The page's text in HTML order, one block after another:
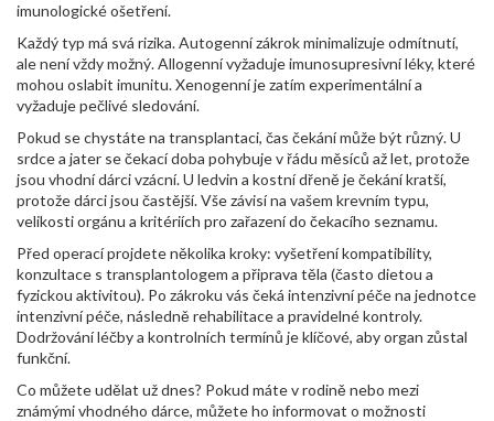
imunologické ošetření.
Každý typ má svá rizika. Autogenní zákrok minimalizuje odmítnutí,
ale není vždy možný. Allogenní vyžaduje imunosupresivní léky, které
mohou oslabit imunitu. Xenogenní je zatím experimentální a
vyžaduje pečlivé sledování.
Pokud se chystáte na transplantaci, čas čekání může být různý. U
srdce a jater se čekací doba pohybuje v řádu měsíců až let, protože
jsou vhodní dárci vzácní. U ledvin a kostní dřeně je čekání kratší,
protože dárci jsou častější. Vše závisí na vašem krevním typu,
velikosti orgánu a kritériích pro zařazení do čekacího seznamu.
Před operací projdete několika kroky: vyšetření kompatibility,
konzultace s transplantologem a připrava těla (často dietou a
fyzickou aktivitou). Po zákroku vás čeká intenzivní péče na jednotce
intenzivní péče, následně rehabilitace a pravidelné kontroly.
Dodržování léčby a kontrolních termínů je klíčové, aby organ zůstal
funkční.
Co můžete udělat už dnes? Pokud máte v rodině nebo mezi
známými vhodného dárce, můžete ho informovat o možnosti